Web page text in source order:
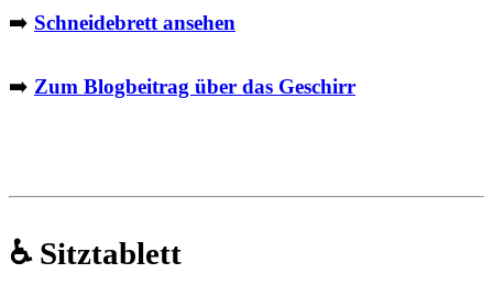
➡️ Schneidebrett ansehen
➡️ Zum Blogbeitrag über das Geschirr
♿ Sitztablett